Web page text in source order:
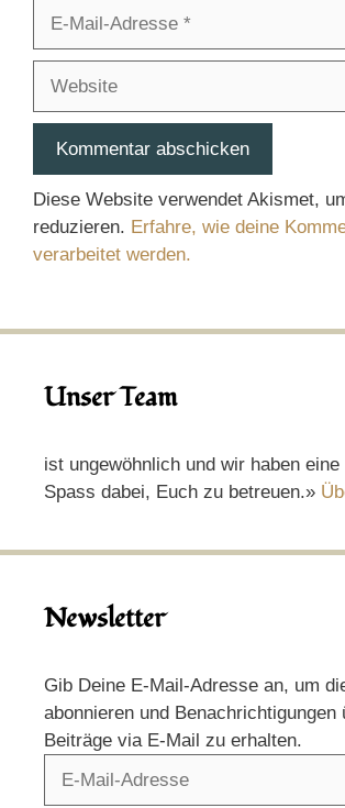
Adresse
Diese Website verwendet Akismet,
reduzieren. Erfahre, wie deine
verarbeitet werden.
Unser Team
ist ungewöhnlich und wir haben eine
Spass dabei, Euch zu betreuen.»
Newsletter
Gib Deine E-Mail-Adresse an, um
abonnieren und Benachrichtigungen
Beiträge via E-Mail zu erhalten.